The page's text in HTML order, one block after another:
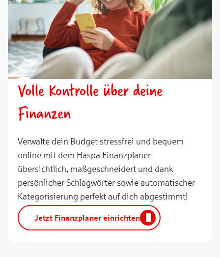
Volle Kontrolle über deine
Finanzen
Verwalte dein Budget stressfrei und bequem
online mit dem Haspa Finanzplaner –
übersichtlich, maßgeschneidert und dank
persönlicher Schlagwörter sowie automatischer
Kategorisierung perfekt auf dich abgestimmt!
Jetzt Finanzplaner einrichten